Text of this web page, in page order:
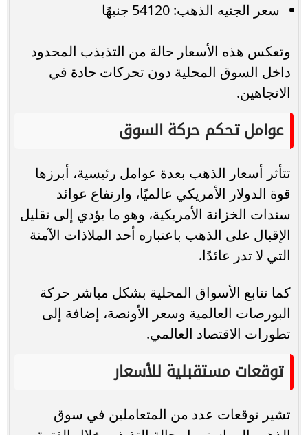
سعر الجنيه الذهب: 54120 جنيهًا
وتعكس هذه الأسعار حالة من التذبذب المحدود
داخل السوق المحلية دون تحركات حادة في
الاتجاهين.
عوامل تحكم حركة السوق
تتأثر أسعار الذهب بعدة عوامل رئيسية، أبرزها
قوة الدولار الأمريكي عالميًا، وارتفاع عوائد
سندات الخزانة الأمريكية، وهو ما يؤدي إلى تقليل
الإقبال على الذهب باعتباره أحد الملاذات الآمنة
التي لا تدر عائدًا.
كما تتابع الأسواق المحلية بشكل مباشر حركة
البورصات العالمية وسعر الأونصة، إضافة إلى
تطورات الاقتصاد العالمي.
توقعات مستقبلية للأسعار
تشير توقعات عدد من المتعاملين في سوق